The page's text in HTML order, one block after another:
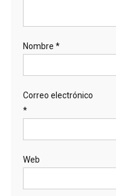
Nombre *
Correo electrónico
*
Web